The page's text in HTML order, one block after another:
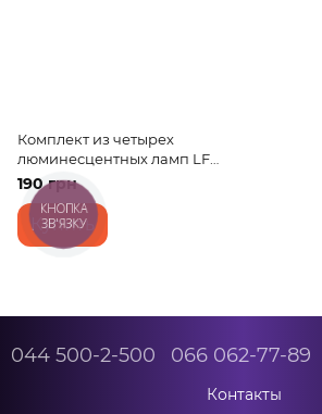
Комплект из четырех
люминесцентных ламп LF
30 Вт (33) 220V
190 грн
Купить
044 500-2-500 066 062-77-89
Контакты
КНОПКА
ЗВ'ЯЗКУ